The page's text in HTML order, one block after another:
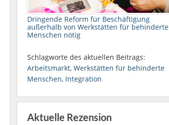
Dringende Reform für Beschäftigung
außerhalb von Werkstätten für behinderte
Menschen nötig
Schlagworte des aktuellen Beitrags:
Arbeitsmarkt, Werkstätten für behinderte
Menschen, Integration
Aktuelle Rezension